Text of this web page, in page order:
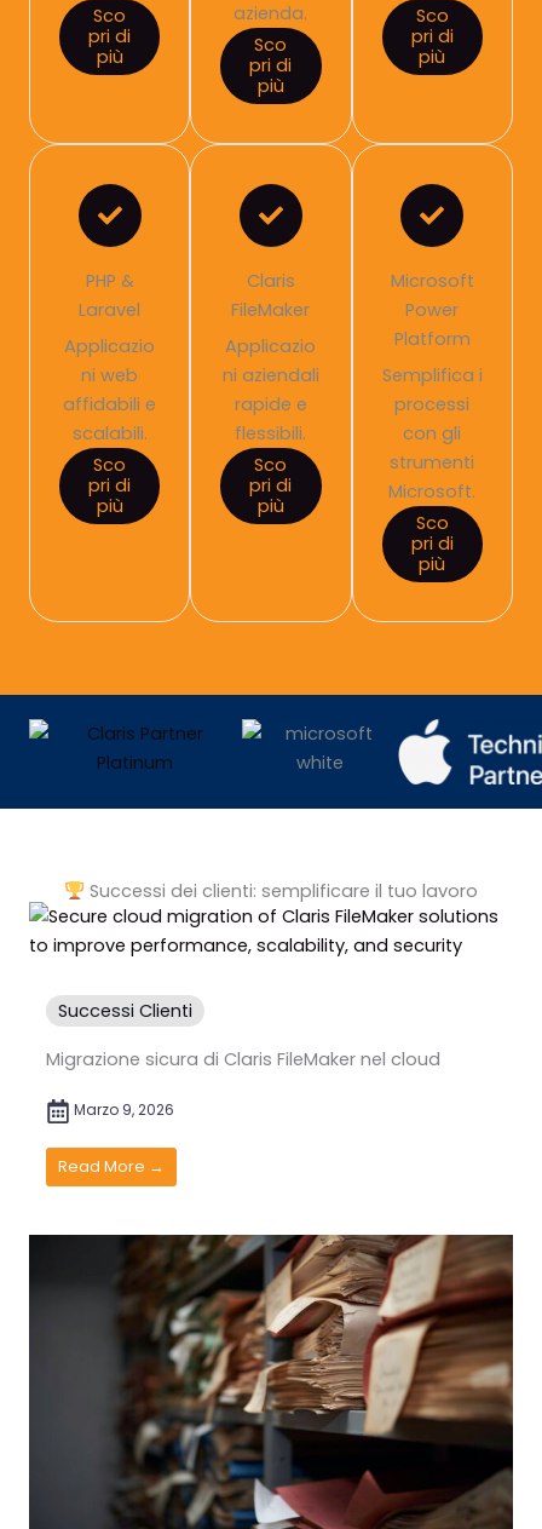
Sco
pri di
più
azienda.
Sco
pri di
più
Sco
pri di
più
PHP &
Laravel
Applicazio
ni web
affidabili e
scalabili.
Sco
pri di
più
Claris
FileMaker
Applicazio
ni aziendali
rapide e
flessibili.
Sco
pri di
più
Microsoft
Power
Platform
Semplifica i
processi
con gli
strumenti
Microsoft.
Sco
pri di
più
Successi dei clienti: semplificare il tuo lavoro
Successi Clienti
Migrazione sicura di Claris FileMaker nel cloud
Marzo 9, 2026
Read More →